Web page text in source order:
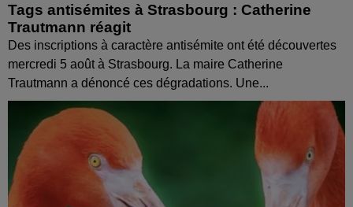
Tags antisémites à Strasbourg : Catherine
Trautmann réagit
Des inscriptions à caractère antisémite ont été découvertes
mercredi 5 août à Strasbourg. La maire Catherine
Trautmann a dénoncé ces dégradations. Une...